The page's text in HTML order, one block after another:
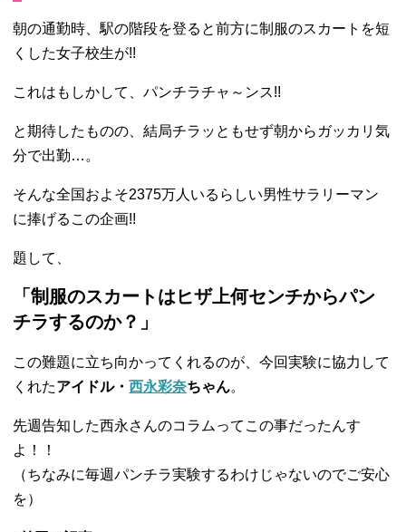
朝の通勤時、駅の階段を登ると前方に制服のスカートを短
くした女子校生が!!
これはもしかして、パンチラチャ～ンス!!
と期待したものの、結局チラッともせず朝からガッカリ気
分で出勤…。
そんな全国およそ2375万人いるらしい男性サラリーマン
に捧げるこの企画!!
題して、
「制服のスカートはヒザ上何センチからパン
チラするのか？」
この難題に立ち向かってくれるのが、今回実験に協力して
くれたアイドル・西永彩奈ちゃん。
先週告知した西永さんのコラムってこの事だったんす
よ！！
（ちなみに毎週パンチラ実験するわけじゃないのでご安心
を）